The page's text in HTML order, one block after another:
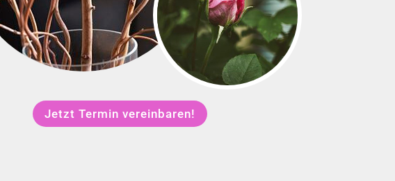
Jetzt Termin vereinbaren!